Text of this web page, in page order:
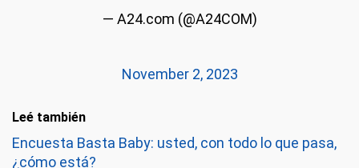
— A24.com (@A24COM)
November 2, 2023
Leé también
Encuesta Basta Baby: usted, con todo lo que pasa,
¿cómo está?